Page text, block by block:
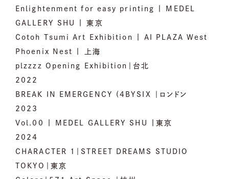
Enlightenment for easy printing | MEDEL
GALLERY SHU | 東京
Cotoh Tsumi Art Exhibition | AI PLAZA West
Phoenix Nest | 上海
plzzzz Opening Exhibition｜台北
2022
BREAK IN EMERGENCY (4BYSIX ｜ロンドン
2023
Vol.00 | MEDEL GALLERY SHU |東京
2024
CHARACTER 1｜STREET DREAMS STUDIO
TOKYO｜東京